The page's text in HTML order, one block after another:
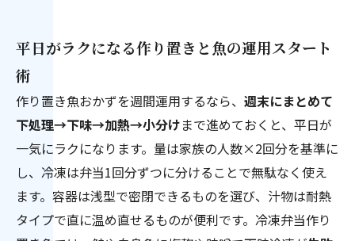
平日がラクになる作り置きと魚の運用スタート
術
作り置き魚おかずを週間運用するなら、 週末にまとめて
下処理→下味→加熱→小分けまで進めておくと、平日が
一気にラクになります。量は家族の人数×2回分を基準に
し、冷凍は弁当1回分ずつに分けることで無駄なく使え
ます。容器は浅型で密閉できるものを選び、汁物は耐熱
タイプで直に温め直せるものが便利です。冷凍弁当作り